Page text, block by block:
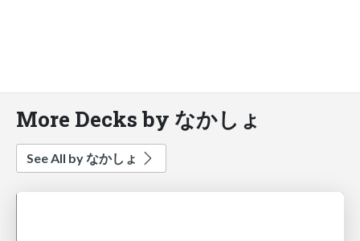
More Decks by なかしょ
See All by なかしょ